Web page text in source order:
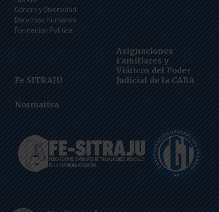
Género y Diversidad
Derechos Humanos
Formación Política
Fe SITRAJU
Asignaciones
Familiares y
Viáticos del Poder
Judicial de la CABA
Normativa